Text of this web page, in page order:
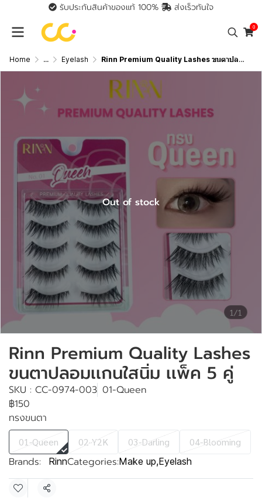
รับประกันสินค้าของแท้ 100% ส่งเร็วทันใจ
0
Home ... Eyelash Rinn Premium Quality Lashes ขนตาปลอมเเกนใสนิ่ม เเพ็ค 5 คู่
1/1
Out of stock
Rinn Premium Quality Lashes
ขนตาปลอมเเกนใสนิ่ม เเพ็ค 5 คู่
SKU : CC-0974-003 01-Queen
฿150
ทรงขนตา
01-Queen 02-Y2K 03-Darling 04-Blooming
Brands: RinnCategories:Make up,Eyelash
Share